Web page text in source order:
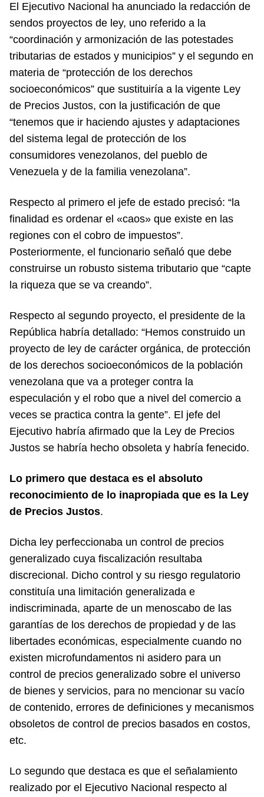
El Ejecutivo Nacional ha anunciado la redacción de
sendos proyectos de ley, uno referido a la
“coordinación y armonización de las potestades
tributarias de estados y municipios” y el segundo en
materia de “protección de los derechos
socioeconómicos” que sustituiría a la vigente Ley
de Precios Justos, con la justificación de que
“tenemos que ir haciendo ajustes y adaptaciones
del sistema legal de protección de los
consumidores venezolanos, del pueblo de
Venezuela y de la familia venezolana”.
Respecto al primero el jefe de estado precisó: “la
finalidad es ordenar el «caos» que existe en las
regiones con el cobro de impuestos”.
Posteriormente, el funcionario señaló que debe
construirse un robusto sistema tributario que “capte
la riqueza que se va creando”.
Respecto al segundo proyecto, el presidente de la
República habría detallado: “Hemos construido un
proyecto de ley de carácter orgánica, de protección
de los derechos socioeconómicos de la población
venezolana que va a proteger contra la
especulación y el robo que a nivel del comercio a
veces se practica contra la gente”. El jefe del
Ejecutivo habría afirmado que la Ley de Precios
Justos se habría hecho obsoleta y habría fenecido.
Lo primero que destaca es el absoluto
reconocimiento de lo inapropiada que es la Ley
de Precios Justos.
Dicha ley perfeccionaba un control de precios
generalizado cuya fiscalización resultaba
discrecional. Dicho control y su riesgo regulatorio
constituía una limitación generalizada e
indiscriminada, aparte de un menoscabo de las
garantías de los derechos de propiedad y de las
libertades económicas, especialmente cuando no
existen microfundamentos ni asidero para un
control de precios generalizado sobre el universo
de bienes y servicios, para no mencionar su vacío
de contenido, errores de definiciones y mecanismos
obsoletos de control de precios basados en costos,
etc.
Lo segundo que destaca es que el señalamiento
realizado por el Ejecutivo Nacional respecto al